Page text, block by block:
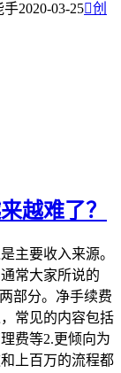
手2020-03-25创
越难了？
主要收入来源。
常大家所说的
部分。净手续费
常见的内容包括
费等2.更倾向为
上百万的流程都